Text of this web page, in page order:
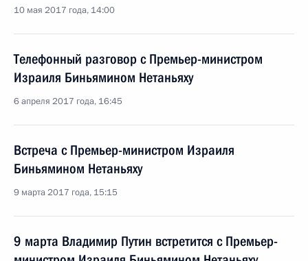
10 мая 2017 года, 14:00
Телефонный разговор с Премьер-министром
Израиля Биньямином Нетаньяху
6 апреля 2017 года, 16:45
Встреча с Премьер-министром Израиля
Биньямином Нетаньяху
9 марта 2017 года, 15:15
9 марта Владимир Путин встретится с Премьер-